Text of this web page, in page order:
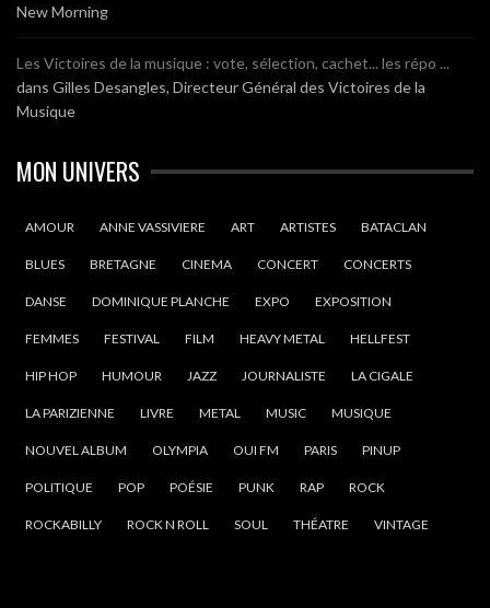
New Morning
Les Victoires de la musique : vote, sélection, cachet... les répo ...
dans Gilles Desangles, Directeur Général des Victoires de la
Musique
MON UNIVERS
AMOUR ANNE VASSIVIERE ART ARTISTES BATACLAN
BLUES BRETAGNE CINEMA CONCERT CONCERTS
DANSE DOMINIQUE PLANCHE EXPO EXPOSITION
FEMMES FESTIVAL FILM HEAVY METAL HELLFEST
HIP HOP HUMOUR JAZZ JOURNALISTE LA CIGALE
LA PARIZIENNE LIVRE METAL MUSIC MUSIQUE
NOUVEL ALBUM OLYMPIA OUI FM PARIS PINUP
POLITIQUE POP POÉSIE PUNK RAP ROCK
ROCKABILLY ROCK N ROLL SOUL THÉATRE VINTAGE